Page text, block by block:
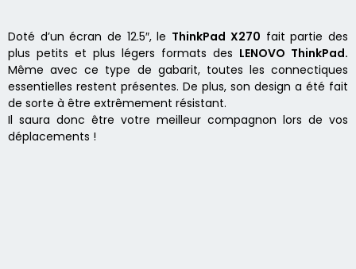
Doté d’un écran de 12.5″, le ThinkPad X270 fait partie des
plus petits et plus légers formats des LENOVO ThinkPad.
Même avec ce type de gabarit, toutes les connectiques
essentielles restent présentes. De plus, son design a été fait
de sorte à être extrêmement résistant.
Il saura donc être votre meilleur compagnon lors de vos
déplacements !